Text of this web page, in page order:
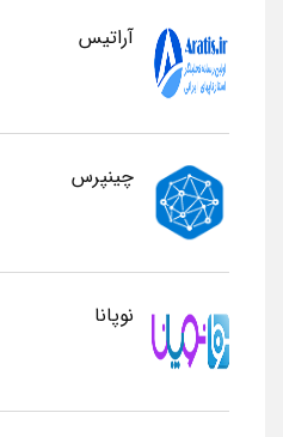
آراتیس
چینپرس
نوپانا